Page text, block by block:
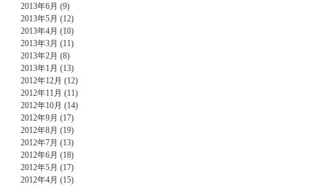
2013年6月 (9)
2013年5月 (12)
2013年4月 (10)
2013年3月 (11)
2013年2月 (8)
2013年1月 (13)
2012年12月 (12)
2012年11月 (11)
2012年10月 (14)
2012年9月 (17)
2012年8月 (19)
2012年7月 (13)
2012年6月 (18)
2012年5月 (17)
2012年4月 (15)